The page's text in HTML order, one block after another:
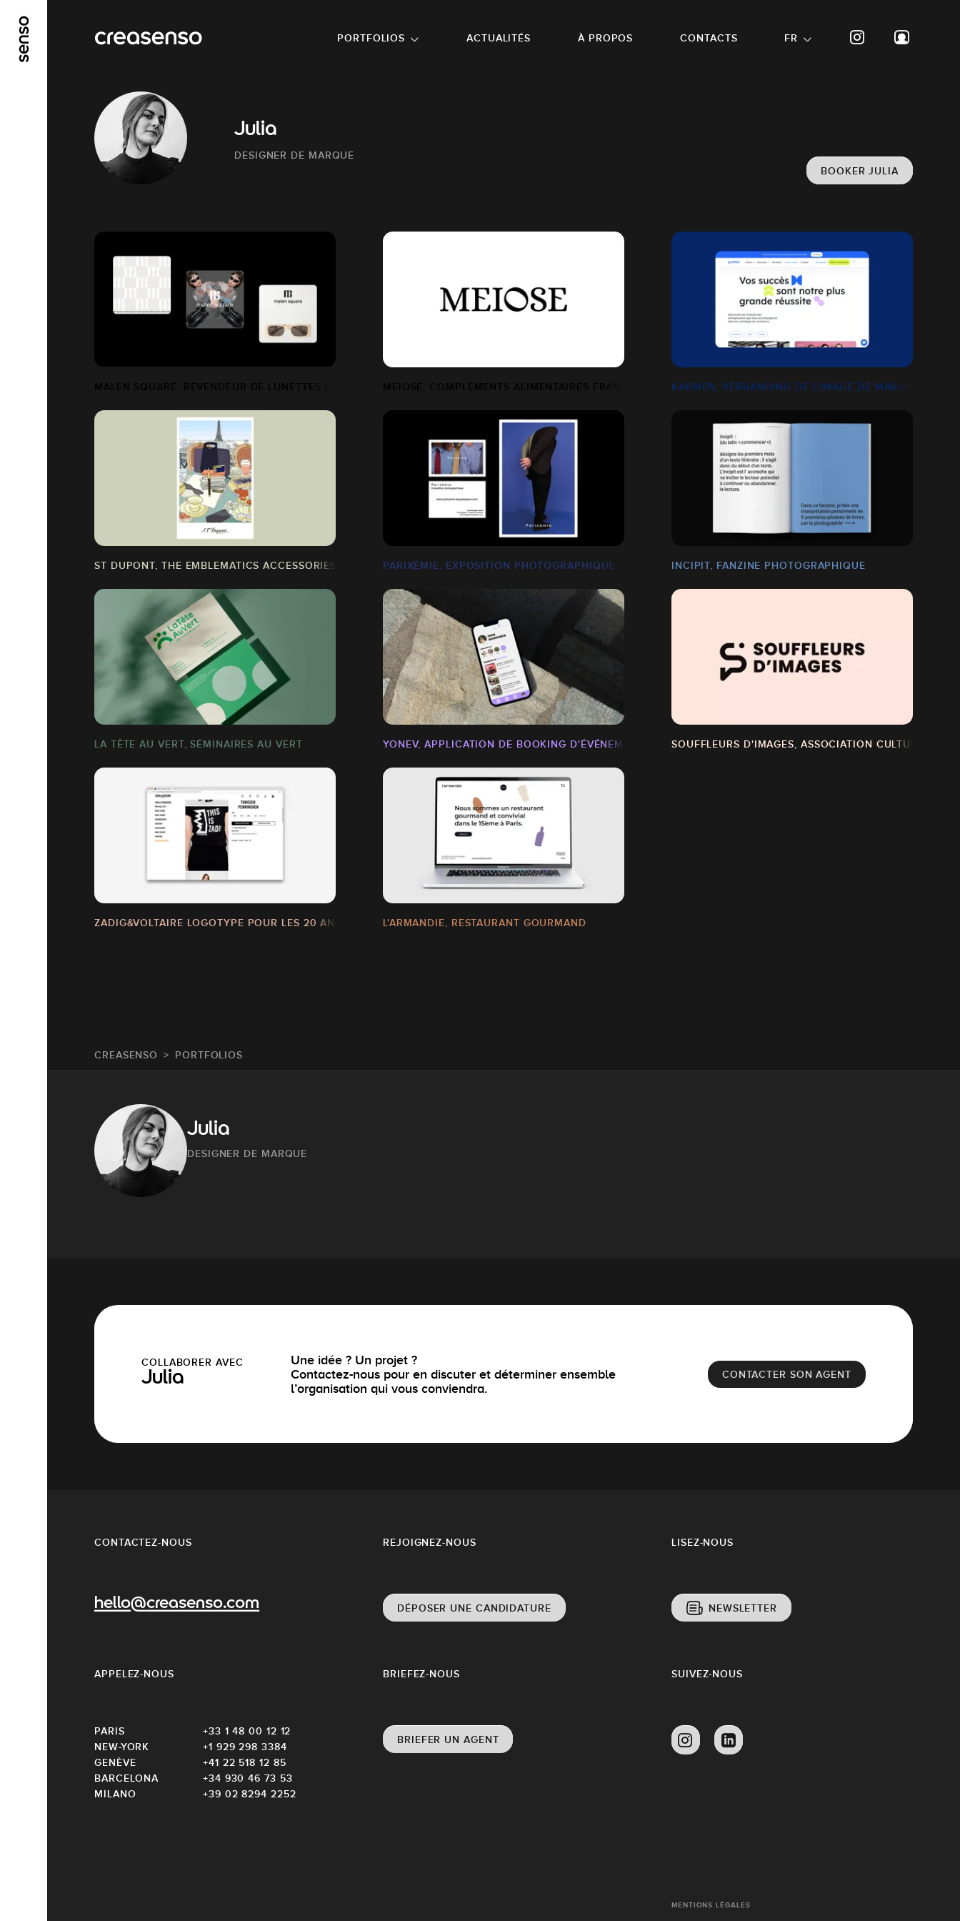
PORTFOLIOS
ACTUALITÉS À PROPOS CONTACTS FR
Julia
DESIGNER DE MARQUE
BOOKER JULIA
MALEN SQUARE, REVENDEUR DE LUNETTES DE LUXE MEIOSE, COMPLÉMENTS ALIMENTAIRES FRANÇAIS KARMEN, REBRANDING DE L'IMAGE DE MARQUE DE LA
ST DUPONT, THE EMBLEMATICS ACCESSORIES ARE ON THE SOCIAL TABLESPARIXÉMIE, EXPOSITION PHOTOGRAPHIQUE INCIPIT, FANZINE PHOTOGRAPHIQUE
LA TÊTE AU VERT, SÉMINAIRES AU VERT YONEV, APPLICATION DE BOOKING D'ÉVÉNEMENTS SOUFFLEURS D'IMAGES, ASSOCIATION CULTURELLE
ZADIG&VOLTAIRE LOGOTYPE POUR LES 20 ANS DE LA MARQUEL'ARMANDIE, RESTAURANT GOURMAND
CREASENSO PORTFOLIOS
Julia
DESIGNER DE MARQUE
COLLABORER AVEC
Julia
Une idée ? Un projet ?
Contactez-nous pour en discuter et déterminer ensemble
l’organisation qui vous conviendra.
CONTACTER SON AGENT
CONTACTEZ-NOUS
hello@creasenso.com
REJOIGNEZ-NOUS
DÉPOSER UNE CANDIDATURE
LISEZ-NOUS
NEWSLETTER
APPELEZ-NOUS
PARIS
+33 1 48 00 12 12
NEW-YORK
+1 929 298 3384
GENÈVE
+41 22 518 12 85
BARCELONA
+34 930 46 73 53
MILANO
+39 02 8294 2252
BRIEFEZ-NOUS
BRIEFER UN AGENT
SUIVEZ-NOUS
MENTIONS LÉGALES